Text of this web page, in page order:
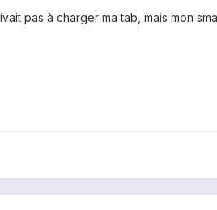
pas à charger ma tab, mais mon